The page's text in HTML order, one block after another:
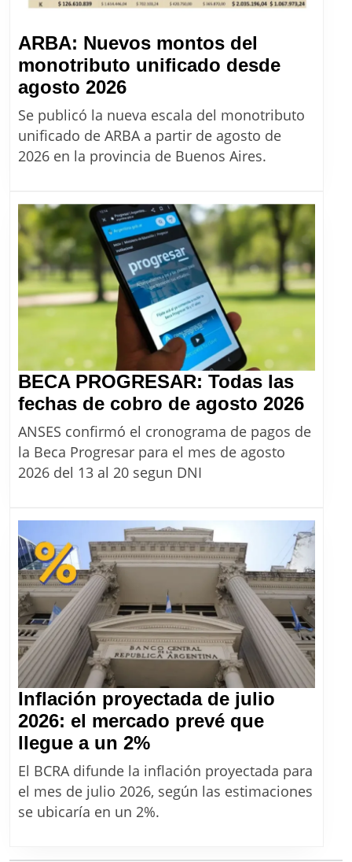
ARBA: Nuevos montos del
monotributo unificado desde
agosto 2026ARBA:
Nuevos
montos
del
desde
agosto
2026
Se publicó la nueva escala del monotributo
unificado de ARBA a partir de agosto de
2026 en la provincia de Buenos Aires.
BECA PROGRESAR: Todas las
fechas de cobro de agosto 2026
2026
ANSES confirmó el cronograma de pagos de
la Beca Progresar para el mes de agosto
2026 del 13 al 20 segun DNI
Inflación proyectada de julio
2026: el mercado prevé que
llegue a un 2%Inflación
proyectada
de
julio
El BCRA difunde la inflación proyectada para
el mes de julio 2026, según las estimaciones
se ubicaría en un 2%.